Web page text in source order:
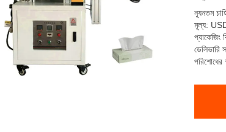
ন্যূনতম
মূল্য:
প্যাকেজিং
পরিশোধের